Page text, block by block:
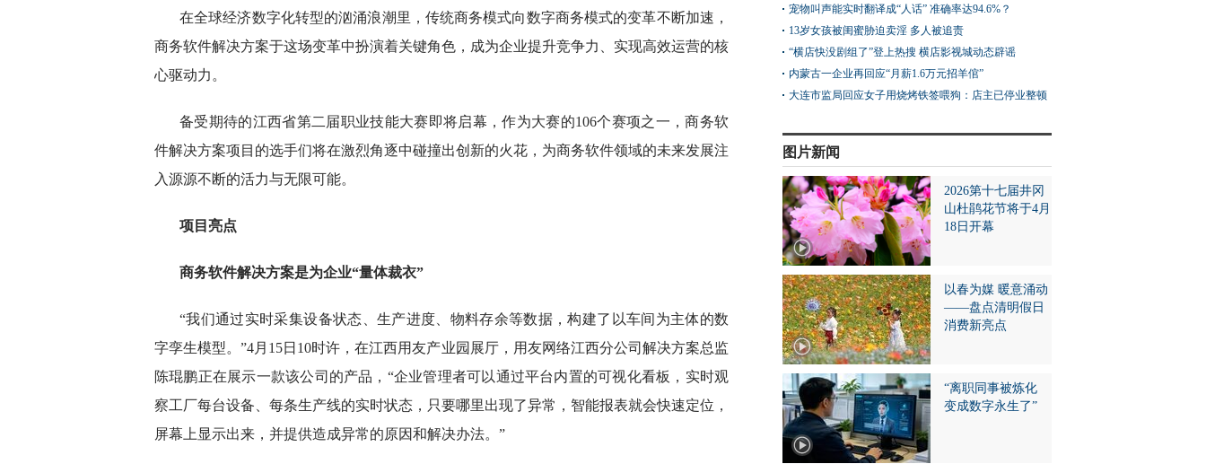
在全球经济数字化转型的汹涌浪潮里，传统商务模式向数字商务模式的变革不断加速，
商务软件解决方案于这场变革中扮演着关键角色，成为企业提升竞争力、实现高效运营的核
心驱动力。
备受期待的江西省第二届职业技能大赛即将启幕，作为大赛的106个赛项之一，商务软
件解决方案项目的选手们将在激烈角逐中碰撞出创新的火花，为商务软件领域的未来发展注
入源源不断的活力与无限可能。
项目亮点
商务软件解决方案是为企业“量体裁衣”
“我们通过实时采集设备状态、生产进度、物料存余等数据，构建了以车间为主体的数
字孪生模型。”4月15日10时许，在江西用友产业园展厅，用友网络江西分公司解决方案总监
陈琨鹏正在展示一款该公司的产品，“企业管理者可以通过平台内置的可视化看板，实时观
察工厂每台设备、每条生产线的实时状态，只要哪里出现了异常，智能报表就会快速定位，
屏幕上显示出来，并提供造成异常的原因和解决办法。”
宠物叫声能实时翻译成“人话” 准确率达94.6%？
13岁女孩被闺蜜胁迫卖淫 多人被追责
“横店快没剧组了”登上热搜 横店影视城动态辟谣
内蒙古一企业再回应“月薪1.6万元招羊倌”
大连市监局回应女子用烧烤铁签喂狗：店主已停业整顿
图片新闻
2026第十七届井冈
山杜鹃花节将于4月
18日开幕
以春为媒 暖意涌动
——盘点清明假日
消费新亮点
“离职同事被炼化
变成数字永生了”